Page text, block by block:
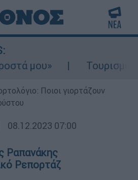
μου»
Τουρισμός
Ποιοι γιορτάζουν
08.12.2023 07:00
Ραπανάκης
Ρεπορτάζ